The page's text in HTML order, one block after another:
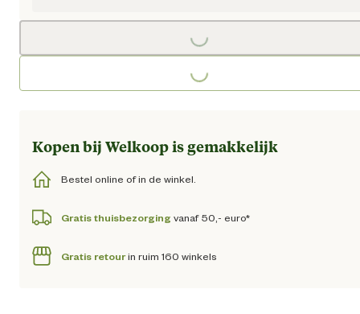
Loading...
Loading...
Kopen bij Welkoop is gemakkelijk
Bestel online of in de winkel.
Gratis thuisbezorging vanaf 50,- euro*
Gratis retourin ruim 160 winkels